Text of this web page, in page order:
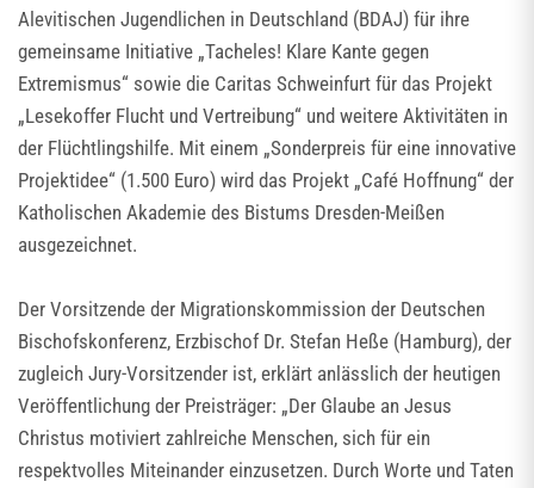
Alevitischen Jugendlichen in Deutschland (BDAJ) für ihre
gemeinsame Initiative „Tacheles! Klare Kante gegen
Extremismus“ sowie die Caritas Schweinfurt für das Projekt
„Lesekoffer Flucht und Vertreibung“ und weitere Aktivitäten in
der Flüchtlingshilfe. Mit einem „Sonderpreis für eine innovative
Projektidee“ (1.500 Euro) wird das Projekt „Café Hoffnung“ der
Katholischen Akademie des Bistums Dresden-Meißen
ausgezeichnet.
Der Vorsitzende der Migrationskommission der Deutschen
Bischofskonferenz, Erzbischof Dr. Stefan Heße (Hamburg), der
zugleich Jury-Vorsitzender ist, erklärt anlässlich der heutigen
Veröffentlichung der Preisträger: „Der Glaube an Jesus
Christus motiviert zahlreiche Menschen, sich für ein
respektvolles Miteinander einzusetzen. Durch Worte und Taten